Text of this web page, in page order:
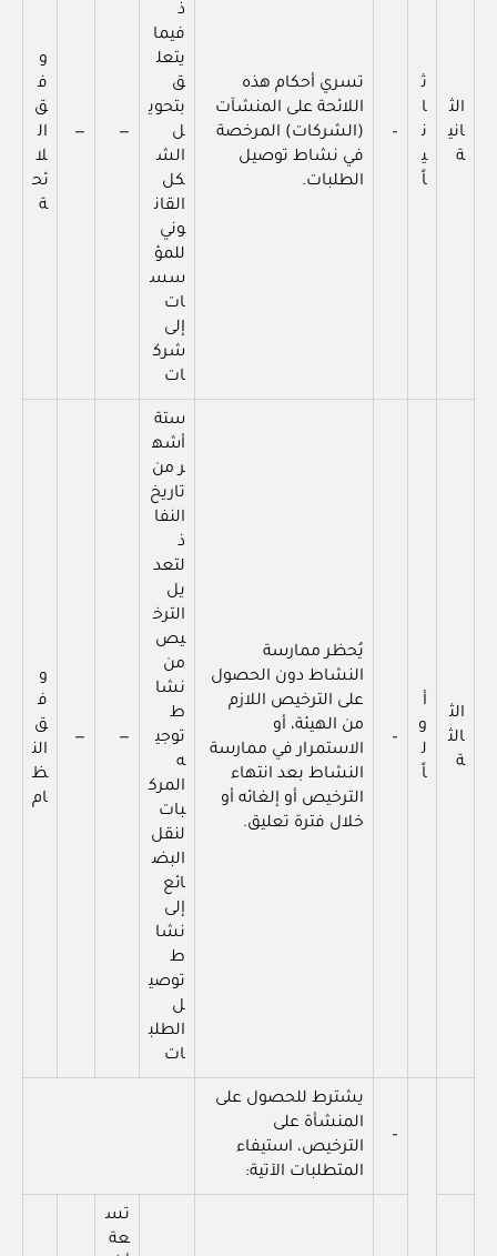
الث
اني
ة
ث
ا
ن
ي
اً
–
تسري أحكام هذه
اللائحة على المنشآت
(الشركات) المرخصة
في نشاط توصيل
الطلبات.
ذ
فيما
يتعل
ق
بتحوي
ل
الش
كل
القان
وني
للمؤ
سس
ات
إلى
شرك
ات
—
—
و
ف
ق
ال
لا
ئح
ة
الث
الث
ة
أ
و
ل
اً
–
يُحظر ممارسة
النشاط دون الحصول
على الترخيص اللازم
من الهيئة، أو
الاستمرار في ممارسة
النشاط بعد انتهاء
الترخيص أو إلغائه أو
خلال فترة تعليق.
ستة
أشه
ر من
تاريخ
النفا
ذ
لتعد
يل
الترخ
يص
من
نشا
ط
توجي
ه
المرك
بات
لنقل
البض
ائع
إلى
نشا
ط
توصي
ل
الطلب
ات
—
—
و
ف
ق
الن
ظ
ام
–
يشترط للحصول على
المنشأة على
الترخيص، استيفاء
المتطلبات الآتية:
تس
عة